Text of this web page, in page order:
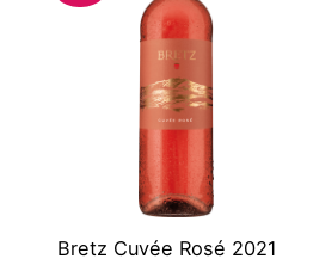
Bretz Cuvée Rosé 2021